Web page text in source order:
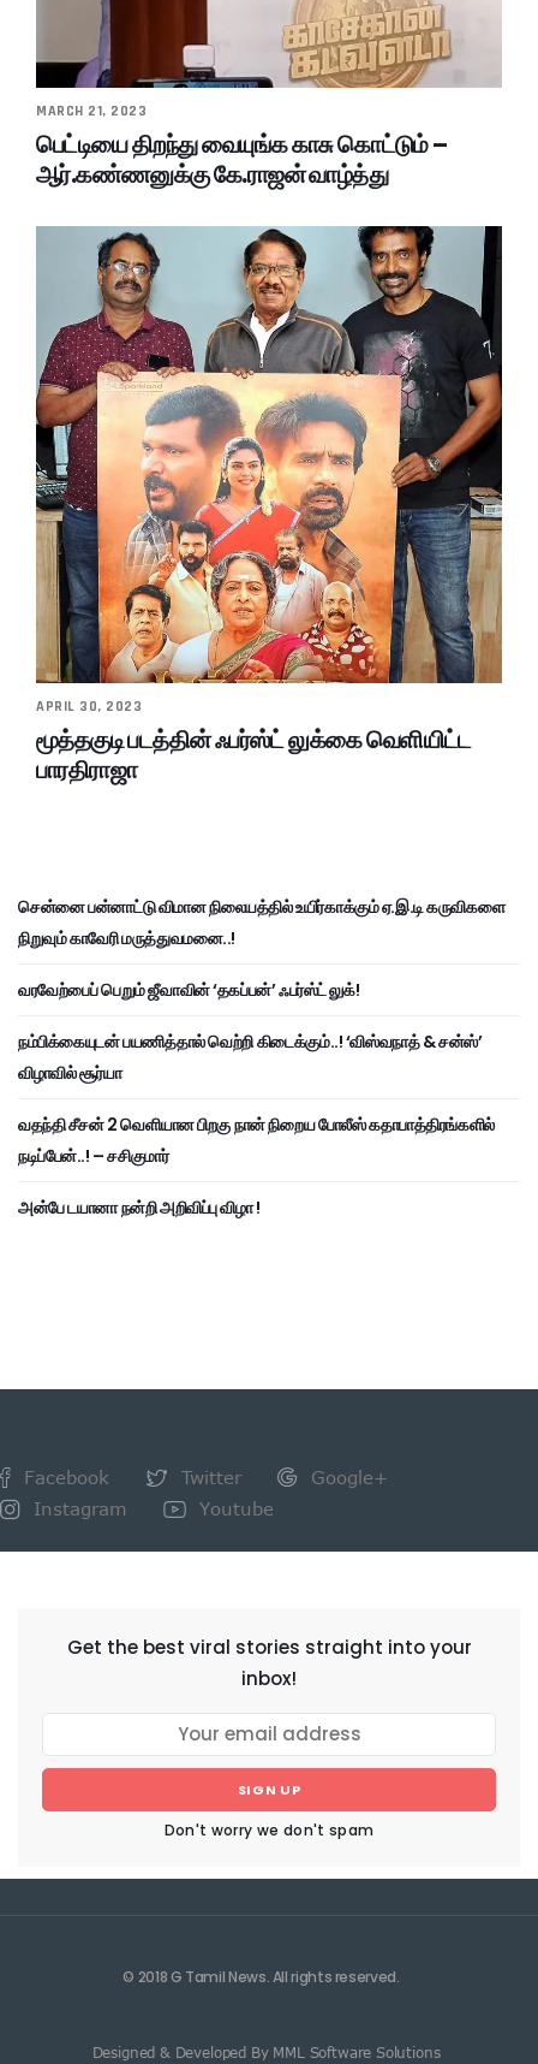
MARCH 21, 2023
பெட்டியை திறந்து வையுங்க காசு கொட்டும் –
ஆர்.கண்ணனுக்கு கே.ராஜன் வாழ்த்து
APRIL 30, 2023
மூத்தகுடி படத்தின் ஃபர்ஸ்ட் லுக்கை வெளியிட்ட
பாரதிராஜா
சென்னை பன்னாட்டு விமான நிலையத்தில் உயிர்காக்கும் ஏ.இ.டி கருவிகளை
நிறுவும் காவேரி மருத்துவமனை..!
வரவேற்பைப் பெறும் ஜீவாவின் ‘தகப்பன்’ ஃபர்ஸ்ட் லுக்!
நம்பிக்கையுடன் பயணித்தால் வெற்றி கிடைக்கும்..! ‘விஸ்வநாத் & சன்ஸ்’
விழாவில் சூர்யா
வதந்தி சீசன் 2 வெளியான பிறகு நான் நிறைய போலீஸ் கதாபாத்திரங்களில்
நடிப்பேன்..! – சசிகுமார்
அன்பே டயானா நன்றி அறிவிப்பு விழா !
Facebook Twitter
Google+
Instagram
Youtube
Get the best viral stories straight into your
inbox!
SIGN UP
Don't worry we don't spam
© 2018 G Tamil News. All rights reserved.
Designed & Developed By MML Software Solutions